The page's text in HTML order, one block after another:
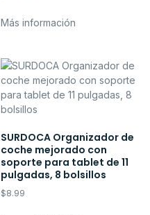
Más información
SURDOCA Organizador de
coche mejorado con
soporte para tablet de 11
pulgadas, 8 bolsillos
$8.99